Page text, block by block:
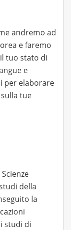
di
ed
entro 7
flessibile
inutili.
andremo ad
e faremo
tuo stato di
e
per elaborare
tue
della
la
studi di